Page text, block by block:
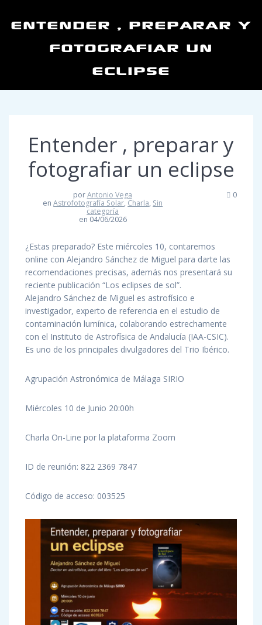
ENTENDER , PREPARAR Y
FOTOGRAFIAR UN
ECLIPSE
Entender , preparar y
fotografiar un eclipse
porAntonio Vega
enAstrofotografía Solar, Charla, Sin
categoría
en 04/06/2026
0
¿Estas preparado? Este miércoles 10, contaremos
online con Alejandro Sánchez de Miguel para darte las
recomendaciones precisas, además nos presentará su
reciente publicación “Los eclipses de sol”.
Alejandro Sánchez de Miguel es astrofísico e
investigador, experto de referencia en el estudio de
contaminación lumínica, colaborando estrechamente
con el Instituto de Astrofísica de Andalucía (IAA-CSIC).
Es uno de los principales divulgadores del Trio Ibérico.
Agrupación Astronómica de Málaga SIRIO
Miércoles 10 de Junio 20:00h
Charla On-Line por la plataforma Zoom
ID de reunión: 822 2369 7847
Código de acceso: 003525